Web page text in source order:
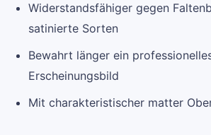
Widerstandsfähiger gegen
satinierte Sorten
Bewahrt länger ein
Erscheinungsbild
Mit charakteristischer matter